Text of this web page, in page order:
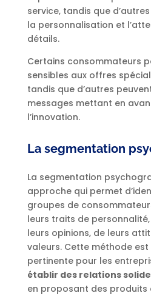
service, tandis que
la personnalisation et
détails.
Certains consommateurs
sensibles aux offres
tandis que d’autres
messages mettant en
l’innovation.
La segmentation
La segmentation
approche qui permet
groupes de
leurs traits de
leurs opinions, de leurs
valeurs. Cette méthode
pertinente pour les
établir des relations
en proposant des produits